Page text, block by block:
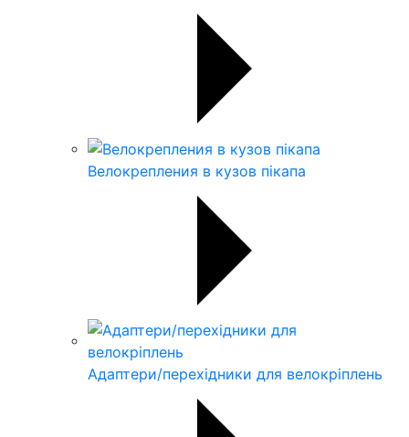
Велокрепления в кузов пікапа
Адаптери/перехідники для велокріплень